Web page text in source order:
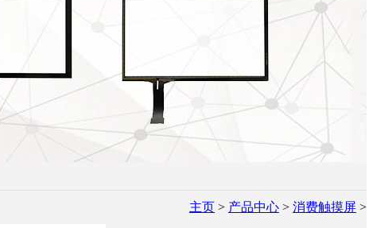
主页 > 产品中心 > 消费触摸屏 >